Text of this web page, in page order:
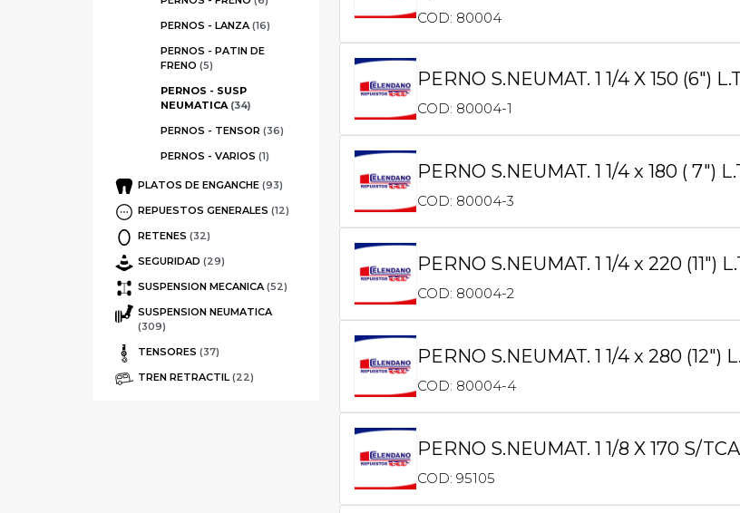
PERNOS - LANZA (16)
PERNOS - PATIN DE
FRENO (5)
PERNOS - SUSP
NEUMATICA (34)
PERNOS - TENSOR (36)
PERNOS - VARIOS (1)
PLATOS DE ENGANCHE (93)
REPUESTOS GENERALES (12)
RETENES (32)
SEGURIDAD (29)
SUSPENSION MECANICA (52)
SUSPENSION NEUMATICA
(309)
TENSORES (37)
TREN RETRACTIL (22)
COD: 80004
PERNO S.NEUMAT. 1 1/4 X 150 (6″)
COD: 80004-1
PERNO S.NEUMAT. 1 1/4 x 180 ( 7″)
COD: 80004-3
PERNO S.NEUMAT. 1 1/4 x 220 (11″)
COD: 80004-2
PERNO S.NEUMAT. 1 1/4 x 280 (12″)
COD: 80004-4
PERNO S.NEUMAT. 1 1/8 X 170 S/
COD: 95105